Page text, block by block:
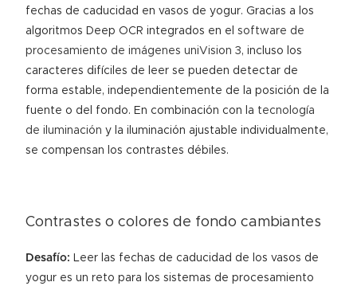
fechas de caducidad en vasos de yogur. Gracias a los
algoritmos Deep OCR integrados en elsoftware de
procesamiento de imágenes uniVision 3, incluso los
caracteres difíciles de leer se pueden detectar de
forma estable, independientemente de la posición de la
fuente o del fondo. En combinación con la tecnología
de iluminación y la iluminación ajustable individualmente,
se compensan los contrastes débiles.
Contrastes o colores de fondo cambiantes
Desafío: Leer las fechas de caducidad de los vasos de
yogur es un reto para los sistemas de procesamiento